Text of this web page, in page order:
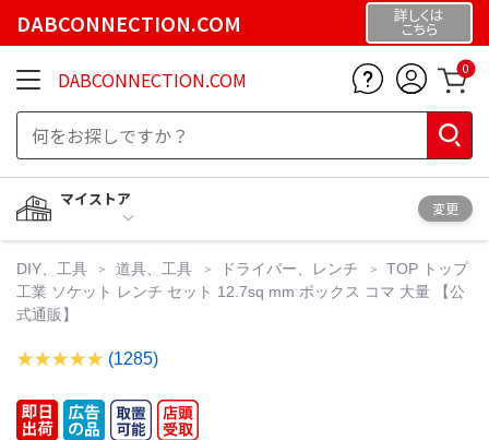
DABCONNECTION.COM 詳しくは
こちら
DABCONNECTION.COM 0
マイストア
変更
DIY、工具 道具、工具 ドライバー、レンチ
TOP トップ
工業 ソケット レンチ セット 12.7sq mm ボックス コマ 大量 【公
式通販】
(1285)